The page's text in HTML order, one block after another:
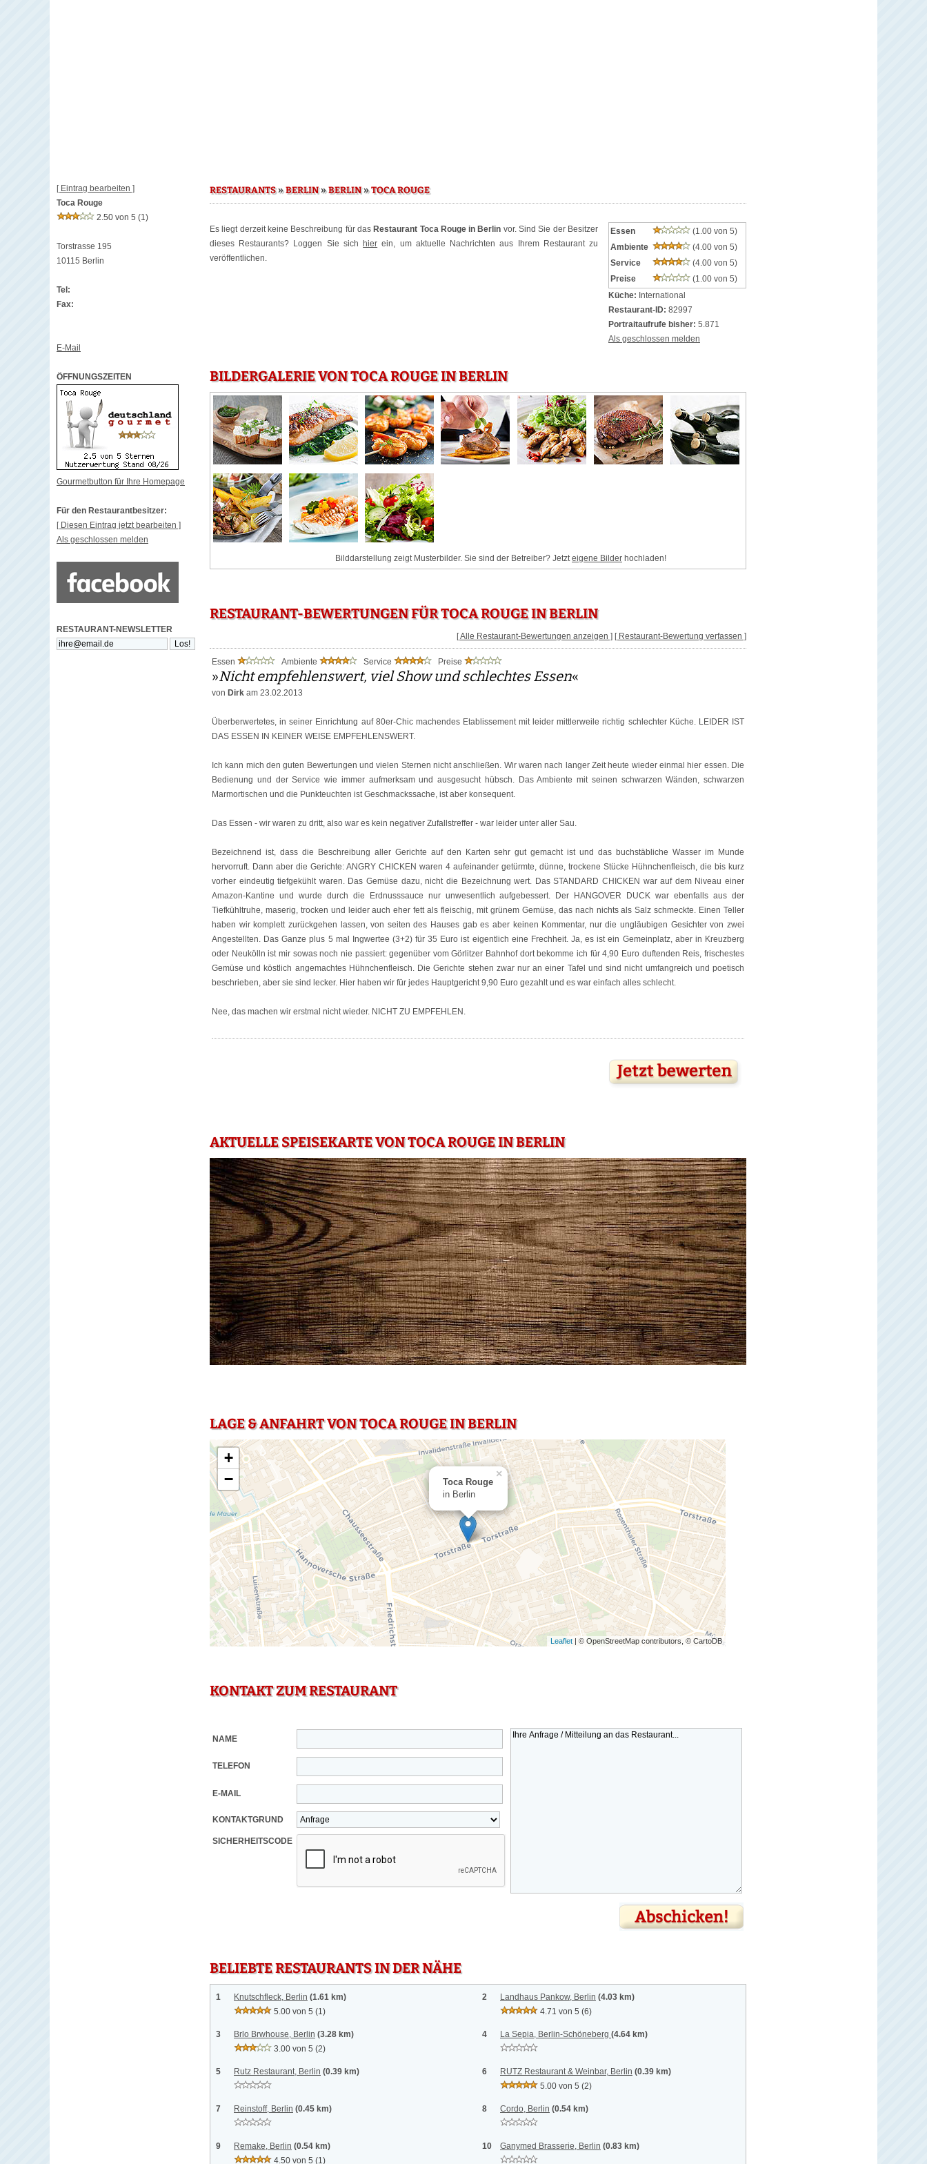
[ Eintrag bearbeiten ]
Toca Rouge
2.50 von 5 (1)
Torstrasse 195
10115 Berlin
Tel:
Fax:
E-Mail
ÖFFNUNGSZEITEN
Gourmetbutton für Ihre Homepage
Für den Restaurantbesitzer:
[ Diesen Eintrag jetzt bearbeiten ]
Als geschlossen melden
RESTAURANT-NEWSLETTER
RESTAURANTS»BERLIN»BERLIN»TOCA ROUGE
Es liegt derzeit keine Beschreibung für das Restaurant Toca Rouge in Berlin vor. Sind Sie der Besitzer
dieses Restaurants? Loggen Sie sich
hier ein, um aktuelle Nachrichten aus Ihrem Restaurant zu
veröffentlichen.
Essen
(1.00 von 5)
Ambiente
(4.00 von 5)
Service
(4.00 von 5)
Preise
(1.00 von 5)
Küche: International
Restaurant-ID: 82997
Portraitaufrufe bisher: 5.871
Als geschlossen melden
BILDERGALERIE VON TOCA ROUGE IN BERLIN
Bilddarstellung zeigt Musterbilder. Sie sind der Betreiber? Jetzteigene Bilder hochladen!
RESTAURANT-BEWERTUNGEN FÜR TOCA ROUGE IN BERLIN
[ Alle Restaurant-Bewertungen anzeigen ] [ Restaurant-Bewertung verfassen ]
Essen Ambiente Service Preise
»Nicht empfehlenswert, viel Show und schlechtes Essen«
von Dirk am 23.02.2013
Überberwertetes, in seiner Einrichtung auf 80er-Chic machendes Etablissement mit leider mittlerweile richtig schlechter Küche. LEIDER IST
DAS ESSEN IN KEINER WEISE EMPFEHLENSWERT.
Ich kann mich den guten Bewertungen und vielen Sternen nicht anschließen. Wir waren nach langer Zeit heute wieder einmal hier essen. Die
Bedienung und der Service wie immer aufmerksam und ausgesucht hübsch. Das Ambiente mit seinen schwarzen Wänden, schwarzen
Marmortischen und die Punkteuchten ist Geschmackssache, ist aber konsequent.
Das Essen - wir waren zu dritt, also war es kein negativer Zufallstreffer - war leider unter aller Sau.
Bezeichnend ist, dass die Beschreibung aller Gerichte auf den Karten sehr gut gemacht ist und das buchstäbliche Wasser im Munde
hervorruft. Dann aber die Gerichte: ANGRY CHICKEN waren 4 aufeinander getürmte, dünne, trockene Stücke Hühnchenfleisch, die bis kurz
vorher eindeutig tiefgekühlt waren. Das Gemüse dazu, nicht die Bezeichnung wert. Das STANDARD CHICKEN war auf dem Niveau einer
Amazon-Kantine und wurde durch die Erdnusssauce nur unwesentlich aufgebessert. Der HANGOVER DUCK war ebenfalls aus der
Tiefkühltruhe, maserig, trocken und leider auch eher fett als fleischig, mit grünem Gemüse, das nach nichts als Salz schmeckte. Einen Teller
haben wir komplett zurückgehen lassen, von seiten des Hauses gab es aber keinen Kommentar, nur die ungläubigen Gesichter von zwei
Angestellten. Das Ganze plus 5 mal Ingwertee (3+2) für 35 Euro ist eigentlich eine Frechheit. Ja, es ist ein Gemeinplatz, aber in Kreuzberg
oder Neukölln ist mir sowas noch nie passiert: gegenüber vom Görlitzer Bahnhof dort bekomme ich für 4,90 Euro duftenden Reis, frischestes
Gemüse und köstlich angemachtes Hühnchenfleisch. Die Gerichte stehen zwar nur an einer Tafel und sind nicht umfangreich und poetisch
beschrieben, aber sie sind lecker. Hier haben wir für jedes Hauptgericht 9,90 Euro gezahlt und es war einfach alles schlecht.
Nee, das machen wir erstmal nicht wieder. NICHT ZU EMPFEHLEN.
AKTUELLE SPEISEKARTE VON TOCA ROUGE IN BERLIN
LAGE & ANFAHRT VON TOCA ROUGE IN BERLIN
Toca Rouge
in Berlin
×
+
−
Leaflet | © OpenStreetMap contributors, © CartoDB
KONTAKT ZUM RESTAURANT
NAME
TELEFON
E-MAIL
KONTAKTGRUND
SICHERHEITSCODE
BELIEBTE RESTAURANTS IN DER NÄHE
1 Knutschfleck, Berlin (1.61 km)
5.00 von 5 (1)
2 Landhaus Pankow, Berlin (4.03 km)
4.71 von 5 (6)
3 Brlo Brwhouse, Berlin (3.28 km)
3.00 von 5 (2)
4 La Sepia, Berlin-Schöneberg (4.64 km)
5 Rutz Restaurant, Berlin (0.39 km) 6 RUTZ Restaurant & Weinbar, Berlin (0.39 km)
5.00 von 5 (2)
7 Reinstoff, Berlin (0.45 km) 8 Cordo, Berlin (0.54 km)
9 Remake, Berlin (0.54 km)
4.50 von 5 (1)
10 Ganymed Brasserie, Berlin (0.83 km)